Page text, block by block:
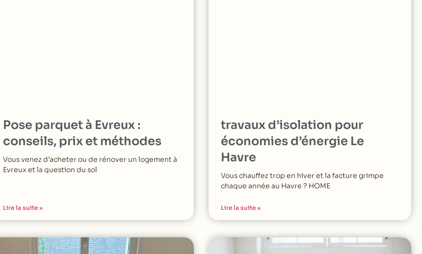
Pose parquet à Evreux :
conseils, prix et méthodes
Vous venez d’acheter ou de rénover un logement à
Evreux et la question du sol
Lire la suite »
travaux d’isolation pour
économies d’énergie Le
Havre
Vous chauffez trop en hiver et la facture grimpe
chaque année au Havre ? HOME
Lire la suite »